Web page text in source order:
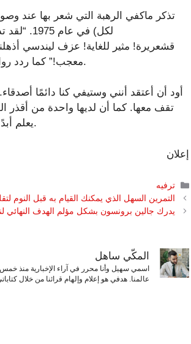
في عام
معجب!” كما ردد رواية زوجته السابقة عن نيكس، واصفًا الصداقة التي تدعمها صراحة الأخير.
تقف معها. كما أن لديها واحدة من أقذر
يعلم أبدًا بعلاقة نيكس مع فليتوود حتى تم الكشف عنها في السيرة الذاتية للأخير.
إعلان
التصنيفات
ترفيه
التمرين السهل الذي يمكنك القيام به قبل النوم
يدرك جالين برونسون بشكل مؤلم الهدف النهائي
المكّي ساهل
اسمي سهيل وأنا محرر في آراء الإخبارية منذ
عالمنا. هدفي هو إعلام وإلهام قرائنا من خلال